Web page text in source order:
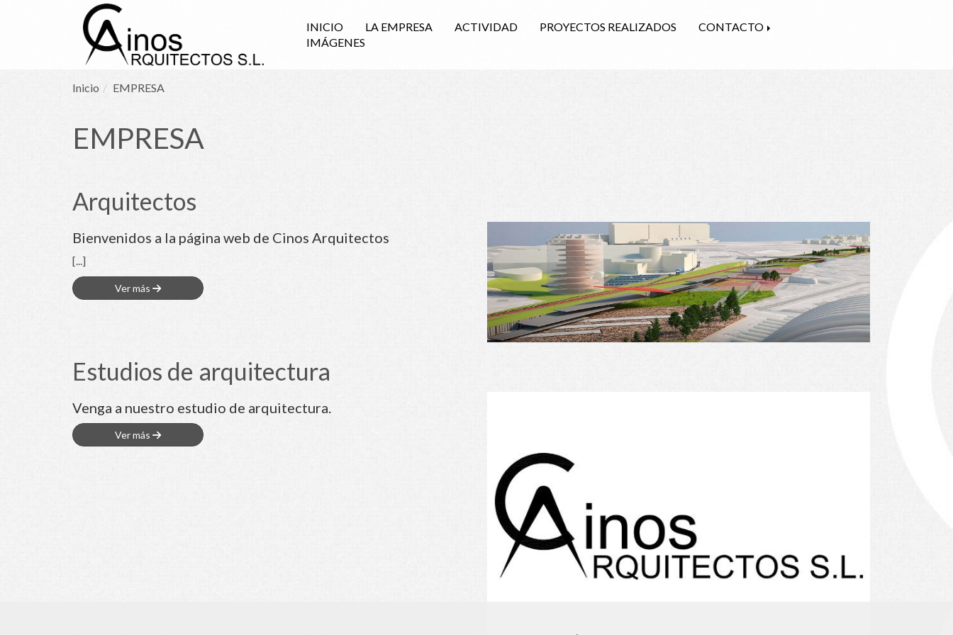
INICIO LA EMPRESA ACTIVIDAD PROYECTOS REALIZADOS
CONTACTO
IMÁGENES
Inicio EMPRESA
EMPRESA
Arquitectos
Bienvenidos a la página web de Cinos Arquitectos
[...]
Ver más
Estudios de arquitectura
Venga a nuestro estudio de arquitectura.
Ver más